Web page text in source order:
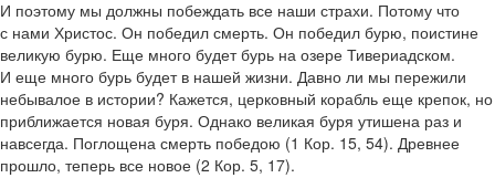
И поэтому мы должны побеждать все наши страхи. Потому что
с нами Христос. Он победил смерть. Он победил бурю, поистине
великую бурю. Еще много будет бурь на озере Тивериадском.
И еще много бурь будет в нашей жизни. Давно ли мы пережили
небывалое в истории? Кажется, церковный корабль еще крепок, но
приближается новая буря. Однако великая буря утишена раз и
навсегда. Поглощена смерть победою (1 Кор. 15, 54). Древнее
прошло, теперь все новое (2 Кор. 5, 17).